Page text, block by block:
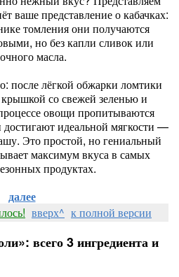
ваше представление о кабачках:
томления они получаются
но без капли сливок или
масла.
после лёгкой обжарки ломтики
крышкой со свежей зеленью и
овощи пропитываются
идеальной мягкости —
Это простой, но гениальный
максимум вкуса в самых
продуктах.
далее
вверх^ к полной версии
всего 3 ингредиента и